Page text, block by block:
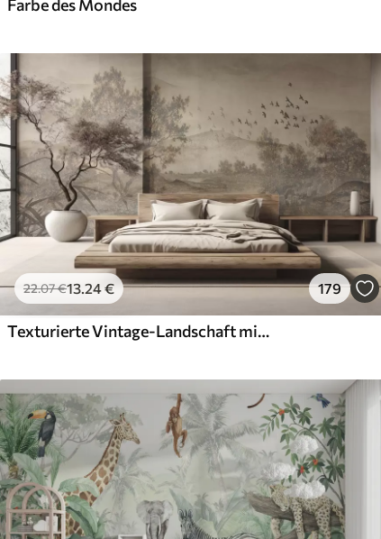
Farbe des Mondes
22.07€13.24€ 179
Texturierte Vintage-Landschaft mit einem Baum in der Nähe von Fluss und einem bewölkten Himmel, Natur Kunst in Sepia-Tönen